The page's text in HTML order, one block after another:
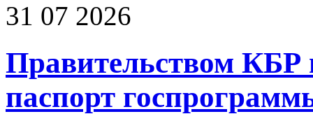
31 07 2026
Правительством КБР
паспорт